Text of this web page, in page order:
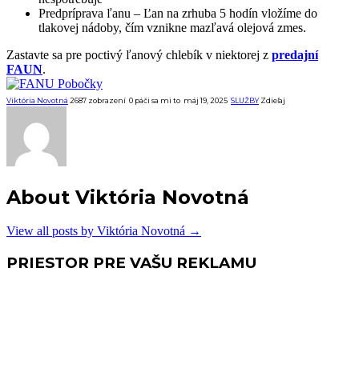
Predpríprava ľanu – Ľan na zrhuba 5 hodín vložíme do
tlakovej nádoby, čím vznikne mazľavá olejová zmes.
Zastavte sa pre poctivý ľanový chlebík v niektorej z predajní
FAUN.
Viktória Novotná 2687 zobrazení 0 páči sa mi to máj 19, 2025 SLUŽBY Zdieľaj
About Viktória Novotná
View all posts by Viktória Novotná →
PRIESTOR PRE VAŠU REKLAMU